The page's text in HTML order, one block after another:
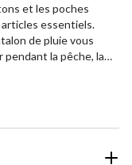
et les poches
essentiels.
de pluie vous
pendant la pêche, la